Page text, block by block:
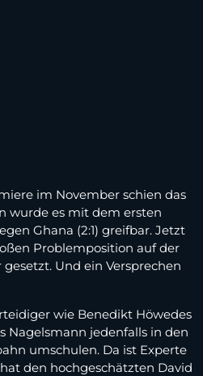
im November schien das
wurde es mit dem ersten
Ghana (2:1) greifbar. Jetzt
Problemposition auf der
Und ein Versprechen
wie Benedikt Höwedes
Nagelsmann jedenfalls in den
umschulen. Da ist Experte
den hochgeschätzten David